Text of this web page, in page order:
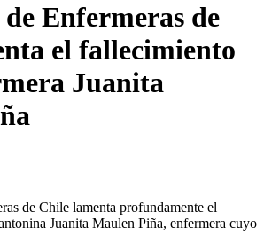
Enfermeras de
el fallecimiento
Juanita
de Chile lamenta profundamente el
Juanita Maulen Piña, enfermera cuyo